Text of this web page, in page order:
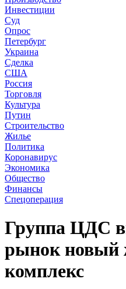
Инвестиции
Суд
Опрос
Петербург
Украина
Сделка
США
Россия
Торговля
Культура
Путин
Строительство
Жилье
Политика
Коронавирус
Экономика
Общество
Финансы
Спецоперация
Группа ЦДС
рынок новый
комплекс